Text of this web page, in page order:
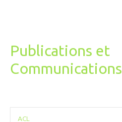
Publications et
Communications
ACL